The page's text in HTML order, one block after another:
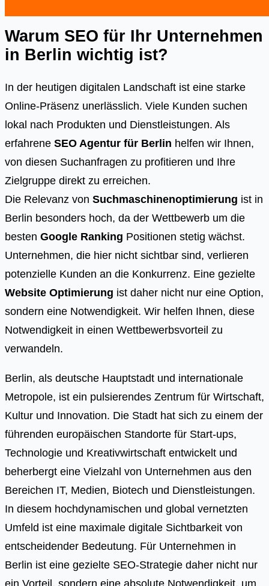
Warum SEO für Ihr Unternehmen
in Berlin wichtig ist?
In der heutigen digitalen Landschaft ist eine starke
Online-Präsenz unerlässlich. Viele Kunden suchen
lokal nach Produkten und Dienstleistungen. Als
erfahrene SEO Agentur für Berlin helfen wir Ihnen,
von diesen Suchanfragen zu profitieren und Ihre
Zielgruppe direkt zu erreichen.
Die Relevanz von Suchmaschinenoptimierung ist in
Berlin besonders hoch, da der Wettbewerb um die
besten Google Ranking Positionen stetig wächst.
Unternehmen, die hier nicht sichtbar sind, verlieren
potenzielle Kunden an die Konkurrenz. Eine gezielte
Website Optimierung ist daher nicht nur eine Option,
sondern eine Notwendigkeit. Wir helfen Ihnen, diese
Notwendigkeit in einen Wettbewerbsvorteil zu
verwandeln.
Berlin, als deutsche Hauptstadt und internationale
Metropole, ist ein pulsierendes Zentrum für Wirtschaft,
Kultur und Innovation. Die Stadt hat sich zu einem der
führenden europäischen Standorte für Start-ups,
Technologie und Kreativwirtschaft entwickelt und
beherbergt eine Vielzahl von Unternehmen aus den
Bereichen IT, Medien, Biotech und Dienstleistungen.
In diesem hochdynamischen und global vernetzten
Umfeld ist eine maximale digitale Sichtbarkeit von
entscheidender Bedeutung. Für Unternehmen in
Berlin ist eine gezielte SEO-Strategie daher nicht nur
ein Vorteil, sondern eine absolute Notwendigkeit, um